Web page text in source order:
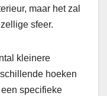
maar het zal
sfeer.
kleinere
hoeken
specifieke